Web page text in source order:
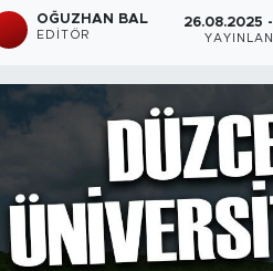
OĞUZHAN BAL
EDITÖR
26.08.2025